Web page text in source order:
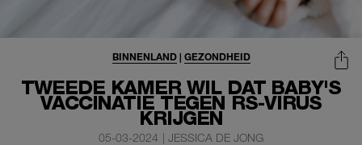
TWEEDE KAMER WIL DAT BABY'S
VACCINATIE TEGEN RS-VIRUS
KRIJGEN
BINNENLAND| GEZONDHEID
05-03-2024 | JESSICA DE JONG